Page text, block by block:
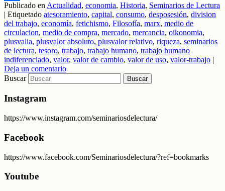
Compartir
Publicado en Actualidad, economia, Historia, Seminarios de Lectura
| Etiquetado atesoramiento, capital, consumo, desposesión, division
del trabajo, economía, fetichismo, Filosofía, marx, medio de
circulacion, medio de compra, mercado, mercancia, oikonomia,
plusvalia, plusvalor absoluto, plusvalor relativo, riqueza, seminarios
de lectura, tesoro, trabajo, trabajo humano, trabajo humano
indiferenciado, valor, valor de cambio, valor de uso, valor-trabajo |
Deja un comentario
Buscar
Instagram
https://www.instagram.com/seminariosdelectura/
Facebook
https://www.facebook.com/Seminariosdelectura/?ref=bookmarks
Youtube